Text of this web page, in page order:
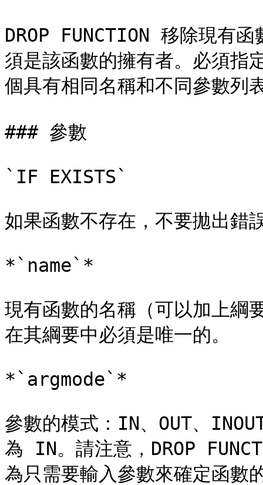
DROP FUNCTION 移除現有
須是該函數的擁有者。必須指
個具有相同名稱和不同參數列
### 參數
`IF EXISTS`
如果函數不存在，不要拋出錯
*`name`*
現有函數的名稱（可以加上綱
在其綱要中必須是唯一的。
*`argmode`*
參數的模式：IN、OUT、
為 IN。請注意，DROP
為只需要輸入參數來確定函